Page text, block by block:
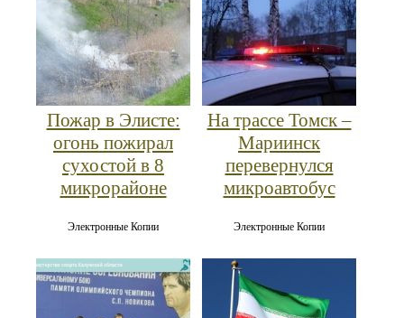
Пожар в Элисте:
огонь пожирал
сухостой в 8
микрорайоне
Электронные Копии
На трассе Томск –
Мариинск
перевернулся
микроавтобус
Электронные Копии